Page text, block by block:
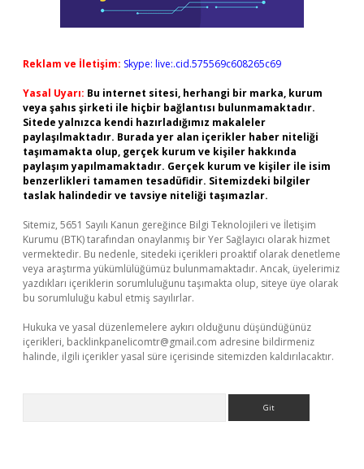
Reklam ve İletişim: Skype: live:.cid.575569c608265c69
Yasal Uyarı: Bu internet sitesi, herhangi bir marka, kurum
veya şahıs şirketi ile hiçbir bağlantısı bulunmamaktadır.
Sitede yalnızca kendi hazırladığımız makaleler
paylaşılmaktadır. Burada yer alan içerikler haber niteliği
taşımamakta olup, gerçek kurum ve kişiler hakkında
paylaşım yapılmamaktadır. Gerçek kurum ve kişiler ile isim
benzerlikleri tamamen tesadüfidir. Sitemizdeki bilgiler
taslak halindedir ve tavsiye niteliği taşımazlar.
Sitemiz, 5651 Sayılı Kanun gereğince Bilgi Teknolojileri ve İletişim
Kurumu (BTK) tarafından onaylanmış bir Yer Sağlayıcı olarak hizmet
vermektedir. Bu nedenle, sitedeki içerikleri proaktif olarak denetleme
veya araştırma yükümlülüğümüz bulunmamaktadır. Ancak, üyelerimiz
yazdıkları içeriklerin sorumluluğunu taşımakta olup, siteye üye olarak
bu sorumluluğu kabul etmiş sayılırlar.
Hukuka ve yasal düzenlemelere aykırı olduğunu düşündüğünüz
içerikleri, backlinkpanelicomtr@gmail.com adresine bildirmeniz
halinde, ilgili içerikler yasal süre içerisinde sitemizden kaldırılacaktır.